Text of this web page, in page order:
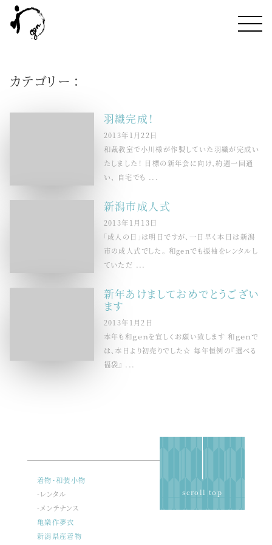
カテゴリー :
羽織完成！
2013年1月22日
和裁教室で小川様が作製していた羽織が完成い
たしました！ 目標の新年会に向け、約週一回通
い、 自宅でも ...
新潟市成人式
2013年1月13日
「成人の日」は明日ですが、一日早く本日は新潟
市の成人式でした。 和genでも振袖をレンタルし
ていただ ...
新年あけましておめでとうござい
ます
2013年1月2日
本年も和ｇｅｎを宜しくお願い致します 和ｇｅｎで
は、本日より初売りでした☆ 毎年恒例の『選べる
福袋』 ...
scroll top
着物・和装小物
-レンタル
-メンテナンス
亀樂作夢衣
新潟県産着物